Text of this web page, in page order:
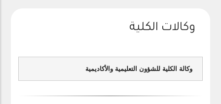
وكالات الكلية
وكالة الكلية للشؤون التعليمية والأكاديمية